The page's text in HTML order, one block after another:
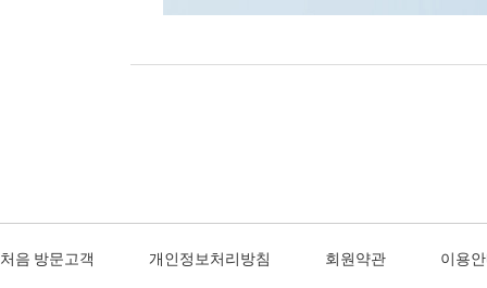
처음 방문고객 개인정보처리방침 회원약관 이용